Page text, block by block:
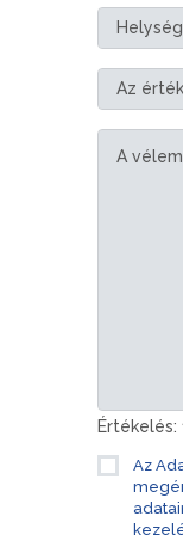
Értékelés:
Az